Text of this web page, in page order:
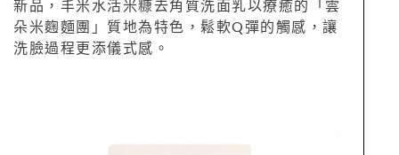
新品，丰米水活米糠去角質洗面乳以療癒的「雲
朵米麴麵團」質地為特色，鬆軟Q彈的觸感，讓
洗臉過程更添儀式感。